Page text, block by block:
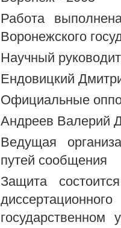
Работа
Воронежского
Научный
Ендовицкий
Официальные
Андреев Валерий
Ведущая
путей сообщения
Защита